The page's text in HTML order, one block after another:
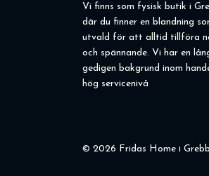
Vi finns som fysisk butik i
där du finner en blandning
utvald för att alltid tillföra
och spännande. Vi har en
gedigen bakgrund inom
hög servicenivå
© 2026 Fridas Home i